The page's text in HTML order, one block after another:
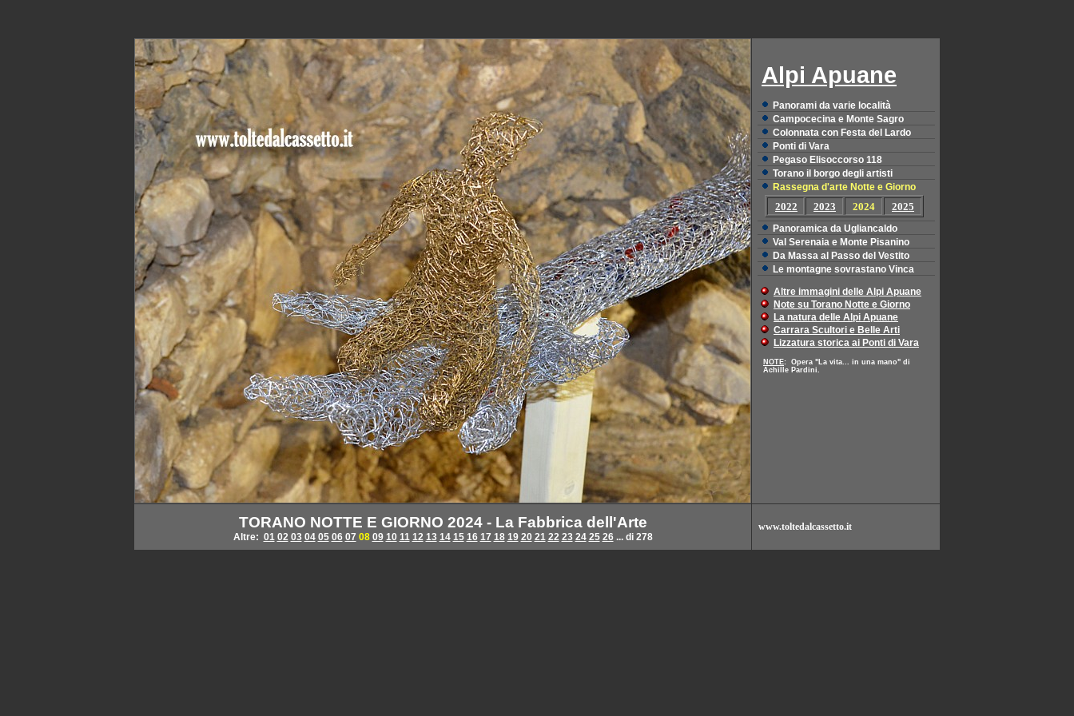
Alpi Apuane
Panorami da varie località
Campocecina e Monte Sagro
Colonnata con Festa del Lardo
Ponti di Vara
Pegaso Elisoccorso 118
Torano il borgo degli artisti
Rassegna d'arte Notte e Giorno
2022 2023 2024 2025
Panoramica da Ugliancaldo
Val Serenaia e Monte Pisanino
Da Massa al Passo del Vestito
Le montagne sovrastano Vinca
Altre immagini delle Alpi Apuane
Note su Torano Notte e Giorno
La natura delle Alpi Apuane
Carrara Scultori e Belle Arti
Lizzatura storica ai Ponti di Vara
NOTE: Opera "La vita... in una mano" di
Achille Pardini.
TORANO NOTTE E GIORNO 2024 - La Fabbrica dell'Arte
Altre: 01 02 03 04 05 06 07 08 09 10 11 12 13 14 15 16 17 18 19 20 21 22 23 24 25 26... di 278
www.toltedalcassetto.it